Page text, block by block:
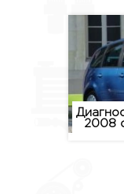
2008